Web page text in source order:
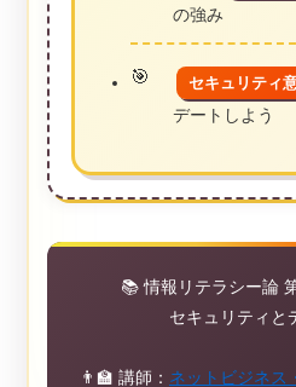
の強み
セキュリティ
デートしよう
📚 情報リテラシー論
セキュリティと
👨‍🏫 講師： ネットビジネス